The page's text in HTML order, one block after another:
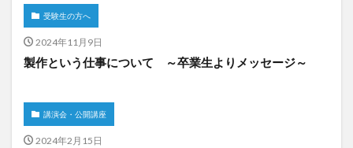
受験生の方へ
2024年11月9日
製作という仕事について ～卒業生よりメッセージ～
講演会・公開講座
2024年2月15日